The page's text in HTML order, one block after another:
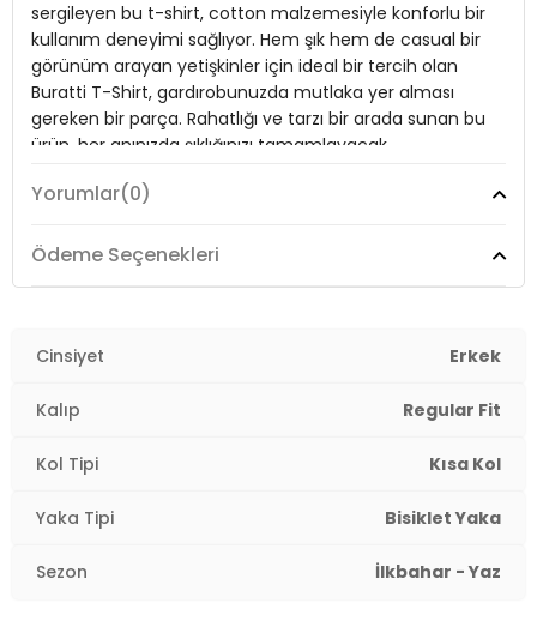
Manken Bedeni:Boy : 187 cm / Göğüs : 90 cm / Bel : 73 cm / Basen
: 92 cm / Beden : L
Yaş Grubu:Yetişkin
Menşei:Türkiye
sergileyen bu t-shirt, cotton malzemesiyle konforlu bir
kullanım deneyimi sağlıyor. Hem şık hem de casual bir
görünüm arayan yetişkinler için ideal bir tercih olan
Buratti T-Shirt, gardırobunuzda mutlaka yer alması
gereken bir parça. Rahatlığı ve tarzı bir arada sunan bu
ürün, her anınızda şıklığınızı tamamlayacak.
73 cm / Basen : 92 cm / Beden : L
Yaş Grubu:
Yorumlar(0)
Ödeme Seçenekleri
Cinsiyet Erkek
Kalıp Regular Fit
Kol Tipi Kısa Kol
Yaka Tipi Bisiklet Yaka
Sezon İlkbahar - Yaz